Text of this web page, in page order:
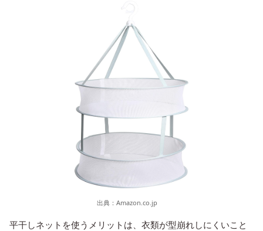
出典： Amazon.co.jp
平干しネットを使うメリットは、衣類が型崩れしにくいこと